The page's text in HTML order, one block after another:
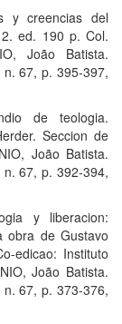
y creencias del
ed. 190 p. Col.
João Batista.
67, p. 395-397,
de teologia.
Seccion de
João Batista.
67, p. 392-394,
y liberacion:
obra de Gustavo
edicao: Instituto
João Batista.
67, p. 373-376,